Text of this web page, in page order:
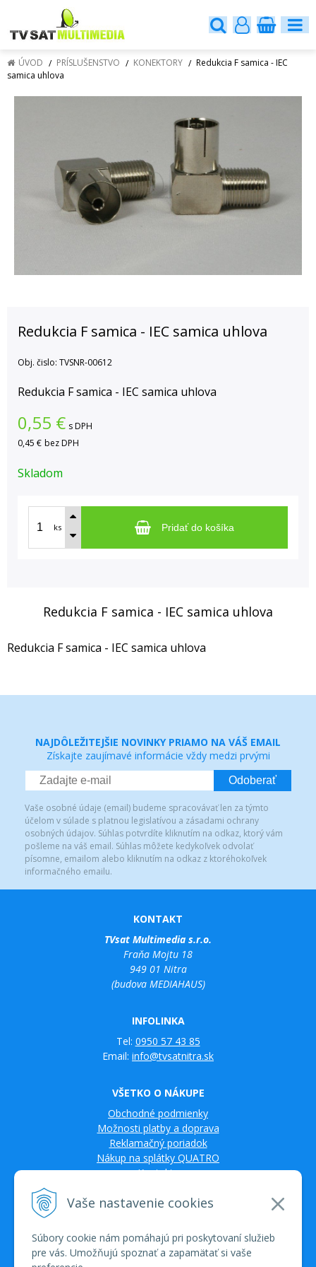
Vaše nastavenie cookies
Súbory cookie nám pomáhajú pri poskytovaní služieb
pre vás. Umožňujú spoznať a zapamätať si vaše
ÚVOD PRÍSLUŠENSTVO KONEKTORY
Redukcia F samica - IEC
samica uhlova
Redukcia F samica - IEC samica uhlova
Obj. čislo: TVSNR-00612
Redukcia F samica - IEC samica uhlova
0,55 € s DPH
0,45 € bez DPH
Skladom
ks Pridať do košíka
Redukcia F samica - IEC samica uhlova
Redukcia F samica - IEC samica uhlova
NAJDÔLEŽITEJŠIE NOVINKY PRIAMO NA VÁŠ EMAIL
Získajte zaujímavé informácie vždy medzi prvými
Odoberať
Vaše osobné údaje (email) budeme spracovávať len za týmto
účelom v súlade s platnou legislatívou a zásadami ochrany
osobných údajov. Súhlas potvrdíte kliknutím na odkaz, ktorý vám
pošleme na váš email. Súhlas môžete kedykoľvek odvolať
písomne, emailom alebo kliknutím na odkaz z ktoréhokoľvek
informačného emailu.
KONTAKT
TVsat Multimedia s.r.o.
Fraňa Mojtu 18
949 01 Nitra
(budova MEDIAHAUS)
INFOLINKA
Tel: 0950 57 43 85
Email: info@tvsatnitra.sk
VŠETKO O NÁKUPE
Obchodné podmienky
Možnosti platby a doprava
Reklamačný poriadok
Nákup na splátky QUATRO
Kontakty